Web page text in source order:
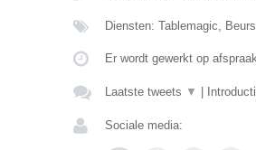
Diensten: Tablemagic,
Er wordt gewerkt op
Laatste tweets ▼
Sociale media: